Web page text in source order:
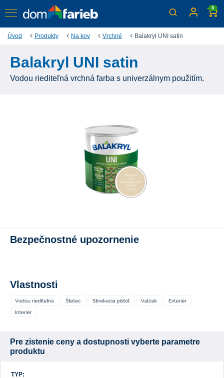
0
Úvod Produkty Na kov Vrchné Balakryl UNI satin
Balakryl UNI satin
Vodou riediteľná vrchná farba s univerzálnym použitím.
Bezpečnostné upozornenie
Vlastnosti
Pre zistenie ceny a dostupnosti vyberte parametre
produktu
TYP: